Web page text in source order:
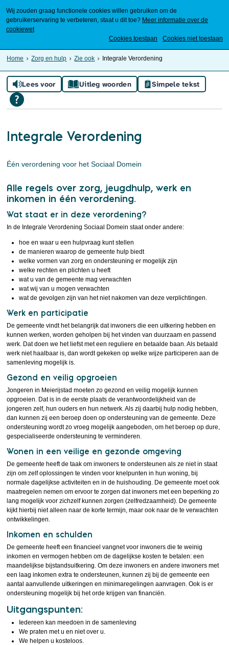
Wij zouden graag functionele cookies willen gebruiken om de
gebruikerservaring te verbeteren, staat u dit toe? Meer informatie over de
cookiewet
Cookies toestaan
Cookies niet toestaan
Home Zorg en hulp Zie ook Integrale Verordening
Lees voor Uitleg woorden Simpele tekst
Integrale Verordening
Één verordening voor het Sociaal Domein
Alle regels over zorg, jeugdhulp, werk en
inkomen in één verordening.
Wat staat er in deze verordening?
In de Integrale Verordening Sociaal Domein staat onder andere:
hoe en waar u een hulpvraag kunt stellen
de manieren waarop de gemeente hulp biedt
welke vormen van zorg en ondersteuning er mogelijk zijn
welke rechten en plichten u heeft
wat u van de gemeente mag verwachten
wat wij van u mogen verwachten
wat de gevolgen zijn van het niet nakomen van deze verplichtingen.
Werk en participatie
De gemeente vindt het belangrijk dat inwoners die een uitkering hebben en
kunnen werken, worden geholpen bij het vinden van duurzaam en passend
werk. Dat doen we het liefst met een reguliere en betaalde baan. Als betaald
werk niet haalbaar is, dan wordt gekeken op welke wijze participeren aan de
samenleving mogelijk is.
Gezond en veilig opgroeien
Jongeren in Meierijstad moeten zo gezond en veilig mogelijk kunnen
opgroeien. Dat is in de eerste plaats de verantwoordelijkheid van de
jongeren zelf, hun ouders en hun netwerk. Als zij daarbij hulp nodig hebben,
dan kunnen zij een beroep doen op ondersteuning van de gemeente. Deze
ondersteuning wordt zo vroeg mogelijk aangeboden, om het beroep op dure,
gespecialiseerde ondersteuning te verminderen.
Wonen in een veilige en gezonde omgeving
De gemeente heeft de taak om inwoners te ondersteunen als ze niet in staat
zijn om zelf oplossingen te vinden voor knelpunten in hun woning, bij
normale dagelijkse activiteiten en in de huishouding. De gemeente moet ook
maatregelen nemen om ervoor te zorgen dat inwoners met een beperking zo
lang mogelijk voor zichzelf kunnen zorgen (zelfredzaamheid). De gemeente
kijkt hierbij niet alleen naar de korte termijn, maar ook naar de te verwachten
ontwikkelingen.
Inkomen en schulden
De gemeente heeft een financieel vangnet voor inwoners die te weinig
inkomen en vermogen hebben om de dagelijkse kosten te betalen: een
maandelijkse bijstandsuitkering. Om deze inwoners en andere inwoners met
een laag inkomen extra te ondersteunen, kunnen zij bij de gemeente een
aantal aanvullende uitkeringen en minimaregelingen aanvragen. Ook is er
ondersteuning mogelijk bij het orde krijgen van financiën.
Uitgangspunten:
Iedereen kan meedoen in de samenleving
We praten met u en niet over u.
We helpen u kosteloos.